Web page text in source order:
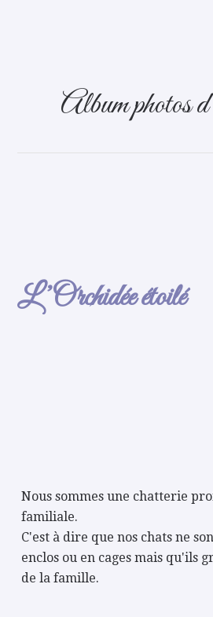
Album photos
L’Orchidée étoilé
Nous sommes une chatterie
familiale.
C'est à dire que nos chats ne
enclos ou en cages mais qu'ils
de la famille.